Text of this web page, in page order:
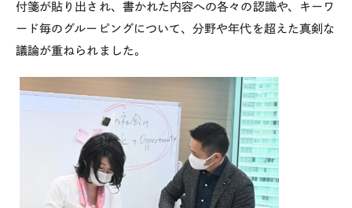
付箋が貼り出され、書かれた内容への各々の認識や、キーワ
ード毎のグルーピングについて、分野や年代を超えた真剣な
議論が重ねられました。